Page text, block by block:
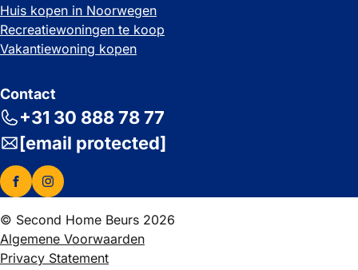
Huis kopen in Noorwegen
Recreatiewoningen te koop
Vakantiewoning kopen
Contact
+31 30 888 78 77
[email protected]
© Second Home Beurs 2026
Algemene Voorwaarden
Privacy Statement